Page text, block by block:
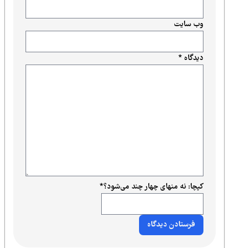
دیدگاه*
وب‌ سایت
کپچا: نه منهای چهار چند می‌شود؟*